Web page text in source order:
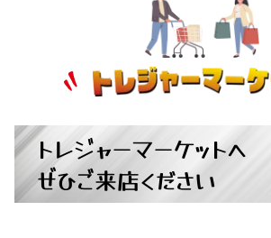
トレジャーマーケットへ
ぜひご来店ください